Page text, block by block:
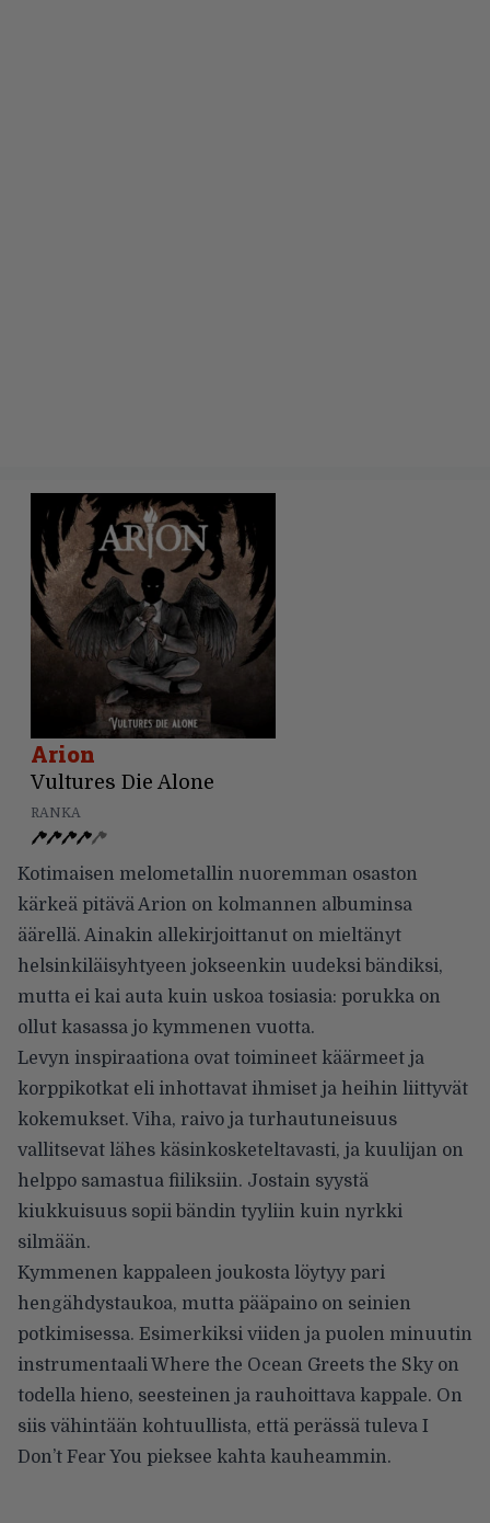
Arion
Vultures Die Alone
RANKA
Kotimaisen melometallin nuoremman osaston
kärkeä pitävä Arion on kolmannen albuminsa
äärellä. Ainakin allekirjoittanut on mieltänyt
helsinkiläisyhtyeen jokseenkin uudeksi bändiksi,
mutta ei kai auta kuin uskoa tosiasia: porukka on
ollut kasassa jo kymmenen vuotta.
Levyn inspiraationa ovat toimineet käärmeet ja
korppikotkat eli inhottavat ihmiset ja heihin liittyvät
kokemukset. Viha, raivo ja turhautuneisuus
vallitsevat lähes käsinkosketeltavasti, ja kuulijan on
helppo samastua fiiliksiin. Jostain syystä
kiukkuisuus sopii bändin tyyliin kuin nyrkki
silmään.
Kymmenen kappaleen joukosta löytyy pari
hengähdystaukoa, mutta pääpaino on seinien
potkimisessa. Esimerkiksi viiden ja puolen minuutin
instrumentaali Where the Ocean Greets the Sky on
todella hieno, seesteinen ja rauhoittava kappale. On
siis vähintään kohtuullista, että perässä tuleva I
Don’t Fear You pieksee kahta kauheammin.